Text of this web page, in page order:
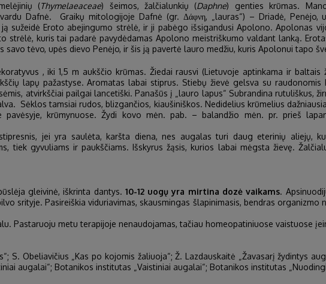
(Thymelaeaceae) šeimos, žalčialunkių (Daphne) genties krūmas.
Dafnė. Graikų mitologijoje Dafnė (gr. Δάφνη, „lauras“) – Driadė, Penėjo,
sužeidė Eroto abejingumo strėlė, ir ji pabėgo išsigandusi Apolono. Apolonas
strėlė, kuris tai padarė pavydėdamas Apolono meistriškumo valdant lanką.
tėvo, upės dievo Penėjo, ir šis ją pavertė lauro medžiu, kuris Apolonui tapo
, iki 1,5 m aukščio krūmas. Žiedai rausvi (Lietuvoje aptinkama ir baltais
lapų pažastyse. Aromatas labai stiprus. Stiebų žievė gelsva su raudonomis
atvirkščiai pailgai lancetiški. Panašūs į „lauro lapus“ Subrandina rutuliškus,
Sėklos tamsiai rudos, blizgančios, kiaušiniškos. Nedidelius krūmelius
krūmynuose. Žydi kovo mėn. pab. – balandžio mėn. pr. prieš
jei yra saulėta, karšta diena, nes augalas turi daug eterinių aliejų,
tiek gyvuliams ir paukščiams. Išskyrus žąsis, kurios labai mėgsta žievę.
gleivinė, iškrinta dantys. 10-12 uogų yra mirtina dozė vaikams.
srityje. Pasireiškia viduriavimas, skausmingas šlapinimasis, bendras organizmo
Pastaruoju metu terapijoje nenaudojamas, tačiau homeopatiniuose vaistuose
S. Obeliavičius „Kas po kojomis žaliuoja“; Ž. Lazdauskaitė „Žavasarį žydintys
augalai“; Botanikos institutas „Vaistiniai augalai“; Botanikos institutas